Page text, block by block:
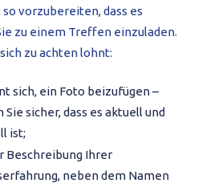
vorzubereiten, dass es
zu einem Treffen einzuladen.
zu achten lohnt:
sich, ein Foto beizufügen –
Sie sicher, dass es aktuell und
ist;
Beschreibung Ihrer
neben dem Namen